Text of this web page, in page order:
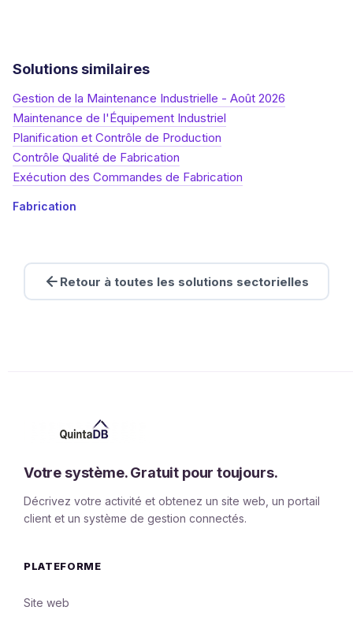
Solutions similaires
Gestion de la Maintenance Industrielle - Août 2026
Maintenance de l'Équipement Industriel
Planification et Contrôle de Production
Contrôle Qualité de Fabrication
Exécution des Commandes de Fabrication
Fabrication
Retour à toutes les solutions sectorielles
Votre système. Gratuit pour toujours.
Décrivez votre activité et obtenez un site web, un portail
client et un système de gestion connectés.
PLATEFORME
Site web